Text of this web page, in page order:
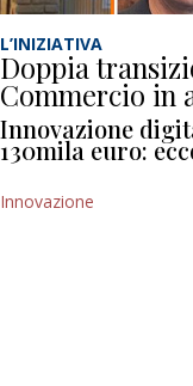
L’INIZIATIVA
Doppia
Commercio in
Innovazione
130mila euro:
Innovazione